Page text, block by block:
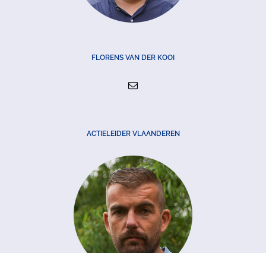
FLORENS VAN DER KOOI
ACTIELEIDER VLAANDEREN